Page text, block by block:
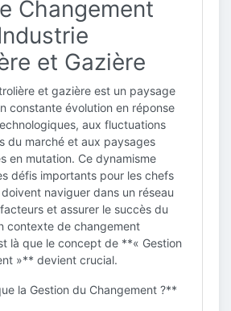
Changement
et Gazière
et gazière est un paysage
constante évolution en réponse
aux fluctuations
du marché et aux paysages
en mutation. Ce dynamisme
défis importants pour les chefs
naviguer dans un réseau
et assurer le succès du
contexte de changement
là que le concept de **« Gestion
»** devient crucial.
la Gestion du Changement ?**